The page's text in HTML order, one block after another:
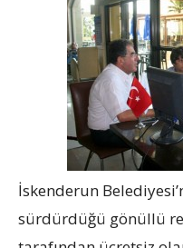
İskenderun
sürdürdüğü gönüllü